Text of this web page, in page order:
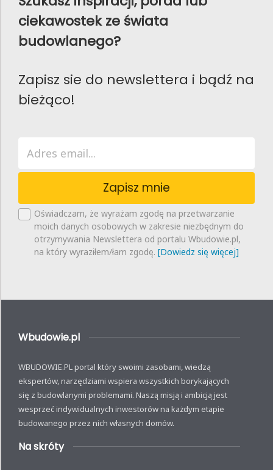
ciekawostek ze świata
budowlanego?
Zapisz sie do newslettera i bądź na
bieżąco!
Zapisz mnie
Oświadczam, że wyrażam zgodę na przetwarzanie
moich danych osobowych w zakresie niezbędnym do
otrzymywania Newslettera od portalu Wbudowie.pl,
na który wyraziłem/łam zgodę. [Dowiedz się więcej]
Wbudowie.pl
WBUDOWIE.PL portal który swoimi zasobami, wiedzą
ekspertów, narzędziami wspiera wszystkich borykających
się z budowlanymi problemami. Naszą misją i ambicją jest
wesprzeć indywidualnych inwestorów na każdym etapie
budowanego przez nich własnych domów.
Na skróty